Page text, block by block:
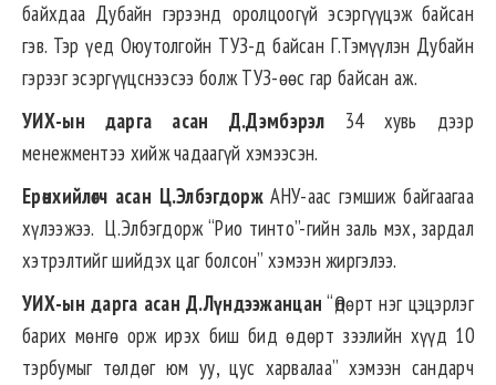
байхдаа Дубайн гэрээнд оролцоогүй эсэргүүцэж байсан
гэв. Тэр үед Оюутолгойн ТУЗ-д байсан Г.Тэмүүлэн Дубайн
гэрээг эсэргүүцснээсээ болж ТУЗ-өөс гар байсан аж.
УИХ-ын дарга асан Д.Дэмбэрэл 34 хувь дээр
менежментээ хийж чадаагүй хэмээсэн.
Ерөнхийлөгч асан Ц.ЭлбэгдоржАНУ-аас гэмшиж байгаагаа
хүлээжээ. Ц.Элбэгдорж “Рио тинто”-гийн заль мэх, зардал
хэтрэлтийг шийдэх цаг болсон” хэмээн жиргэлээ.
УИХ-ын дарга асан Д.Лүндээжанцан “Өдөрт нэг цэцэрлэг
барих мөнгө орж ирэх биш бид өдөрт зээлийн хүүд 10
тэрбумыг төлдөг юм уу, цус харвалаа” хэмээн сандарч